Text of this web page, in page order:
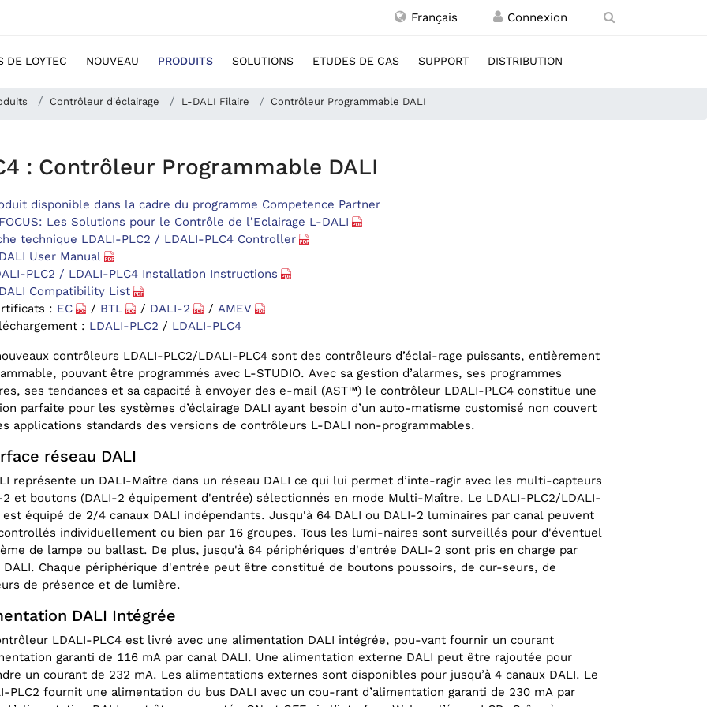
Français
DE LOYTEC NOUVEAU PRODUITS SOLUTIONS ETUDES DE CAS SUPPORT DISTRIBUTION
Contrôleur d'éclairage L-DALI Filaire Contrôleur Programmable DALI
: Contrôleur Programmable DALI
Programmable DALI
Controller
Youtube Video Tutorial - Features of
the new DALI Release
3D-Model LDALI‑PLC4
disponible dans la cadre du programme Competence Partner
Les Solutions pour le Contrôle de l’Eclairage L-DALI
technique LDALI-PLC2 / LDALI-PLC4 Controller
User Manual
PLC2 / LDALI-PLC4 Installation Instructions
Compatibility List
: EC / BTL / DALI-2 / AMEV
: LDALI-PLC2 / LDALI-PLC4
contrôleurs LDALI-PLC2/LDALI-PLC4 sont des contrôleurs d’éclai-rage puissants, entièrement
pouvant être programmés avec L-STUDIO. Avec sa gestion d’alarmes, ses programmes
ses tendances et sa capacité à envoyer des e-mail (AST™) le contrôleur LDALI-PLC4 constitue une
parfaite pour les systèmes d’éclairage DALI ayant besoin d’un auto-matisme customisé non couvert
applications standards des versions de contrôleurs L-DALI non-programmables.
réseau DALI
représente un DALI-Maître dans un réseau DALI ce qui lui permet d’inte-ragir avec les multi-capteurs
2 et boutons (DALI-2 équipement d'entrée) sélectionnés en mode Multi-Maître. Le LDALI-PLC2/LDALI-
est équipé de 2/4 canaux DALI indépendants. Jusqu'à 64 DALI ou DALI-2 luminaires par canal peuvent
individuellement ou bien par 16 groupes. Tous les lumi-naires sont surveillés pour d'éventuel
de lampe ou ballast. De plus, jusqu'à 64 périphériques d'entrée DALI-2 sont pris en charge par
DALI. Chaque périphérique d'entrée peut être constitué de boutons poussoirs, de cur-seurs, de
de présence et de lumière.
DALI Intégrée
LDALI-PLC4 est livré avec une alimentation DALI intégrée, pou-vant fournir un courant
garanti de 116 mA par canal DALI. Une alimentation externe DALI peut être rajoutée pour
un courant de 232 mA. Les alimentations externes sont disponibles pour jusqu’à 4 canaux DALI. Le
PLC2 fournit une alimentation du bus DALI avec un cou-rant d’alimentation garanti de 230 mA par